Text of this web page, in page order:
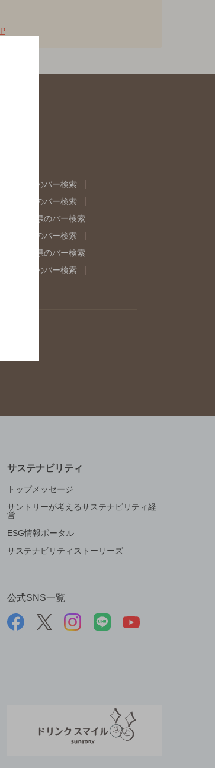
福島県のバー検索
東京都のバー検索
岐阜県のバー検索
奈良県のバー検索
島根県のバー検索
佐賀県のバー検索
サステナビリティ
トップメッセージ
サントリーが考えるサステナビリティ経
営
ESG情報ポータル
サステナビリティストーリーズ
公式SNS一覧